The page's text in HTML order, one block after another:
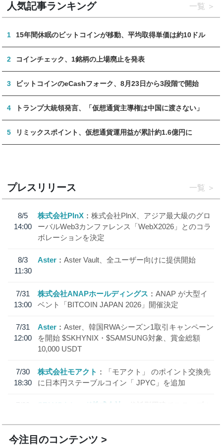
人気記事ランキング 一覧
1 15年間休眠のビットコインが移動、平均取得単価は約10ドル
2 コインチェック、1銘柄の上場廃止を発表
3 ビットコインのeCashフォーク、8月23日から3段階で開始
4 トランプ大統領発言、「仮想通貨主導権は中国に渡さない」
5 リミックスポイント、仮想通貨運用益が累計約1.6億円に
プレスリリース 一覧
8/5
14:00
株式会社PlnX
株式会社PlnX、アジア最大級のグロ
ーバルWeb3カンファレンス「WebX2026」とのコラ
ボレーションを決定
8/3
11:30
Aster Aster Vault、全ユーザー向けに提供開始
7/31
13:00
株式会社ANAPホールディングス
ANAP が大型イ
ベント「BITCOIN JAPAN 2026」開催決定
7/31
12:00
Aster
Aster、韓国RWAシーズン1取引キャンペーン
を開始 $SKHYNIX・$SAMSUNG対象、賞金総額
10,000 USDT
7/30
18:30
株式会社モアクト
「モアクト」 のポイント交換先
に日本円ステーブルコイン「 JPYC」を追加
7/29
SBI VCトレード株式会社
信託型円建てステーブル
今注目のコンテンツ